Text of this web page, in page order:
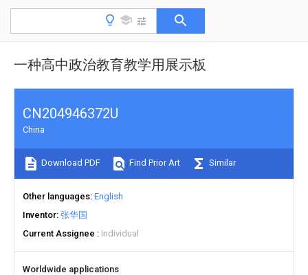
一种高中政治教育教学用展示板
CN204946372U
China
Download PDF Find Prior Art Similar
Other languages English
Inventor 张华国
Current Assignee
Individual
Worldwide applications